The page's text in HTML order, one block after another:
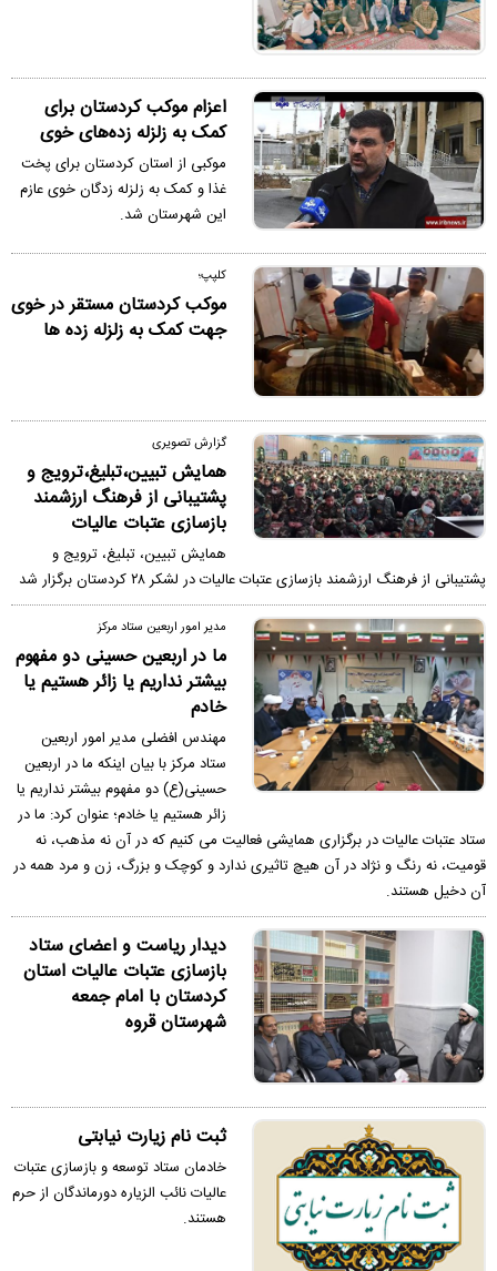
اعزام موکب کردستان برای
کمک به زلزله زده‌های خوی
موکبی از استان کردستان برای پخت
غذا و کمک به زلزله زدگان خوی عازم
این شهرستان شد.
کلپپ؛
موکب کردستان مستقر در خوی
جهت کمک به زلزله زده ها
گزارش تصویری
همایش تبیین،تبلیغ،ترویج و
پشتیبانی از فرهنگ ارزشمند
بازسازی عتبات عالیات
همایش تبیین، تبلیغ، ترویج و
پشتیبانی از فرهنگ ارزشمند بازسازی عتبات عالیات در لشکر ۲۸ کردستان برگزار شد
مدیر امور اربعین ستاد مرکز
ما در اربعین حسینی دو مفهوم
بیشتر نداریم یا زائر هستیم یا
خادم
مهندس افضلی مدیر امور اربعین
ستاد مرکز با بیان اینکه ما در اربعین
حسینی(ع) دو مفهوم بیشتر نداریم یا
زائر هستیم یا خادم؛ عنوان کرد: ما در
ستاد عتبات عالیات در برگزاری همایشی فعالیت می کنیم که در آن نه مذهب، نه
قومیت، نه رنگ و نژاد در آن هیچ تاثیری ندارد و کوچک و بزرگ، زن و مرد همه در
آن دخیل هستند.
دیدار ریاست و اعضای ستاد
بازسازی عتبات عالیات استان
کردستان با امام جمعه
شهرستان قروه
ثبت نام زیارت نیابتی
خادمان ستاد توسعه و بازسازی عتبات
عالیات نائب الزیاره دورماندگان از حرم
هستند.